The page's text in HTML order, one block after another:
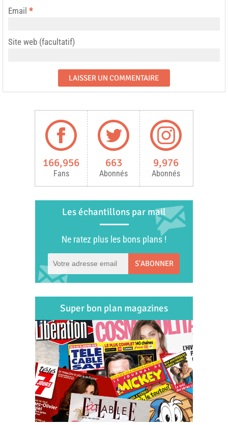
Email *
Site web (facultatif)
166,956
Fans
663
Abonnés
9,976
Abonnés
Les échantillons par mail
Ne ratez plus les bons plans !
S'ABONNER
Super bon plan magazines